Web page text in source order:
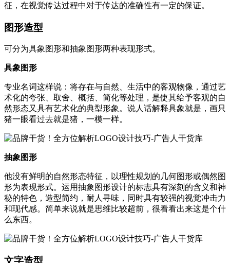
征，在视觉传达过程中对于传达的准确性有一定的保证。
图形造型
可分为具象图形和抽象图形两种表现形式。
具象图形
专业名词这样说：将存在与自然、生活中的客观物像，通过艺
术化的夸张、取舍、概括、简化等处理，是使其给予客观的自
然形态又具有艺术化的典型形象。说人话解释具象就是，画只
猪一眼看过去就是猪，一模一样。
抽象图形
他没有鲜明的自然形态特征，以理性规划的几何图形或偶然图
形为表现形式。运用抽象图形设计的标志具有深刻的含义和神
秘的特色，造型简约，耐人寻味，同时具有较强的视觉冲击力
和现代感。简单来说就是思维比较超前，很看看出来这是个什
么东西。
文字造型